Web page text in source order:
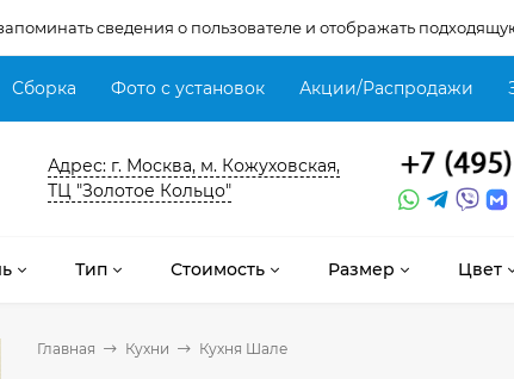
сведения о пользователе и отображать
Сборка Фото с установок Акции/Распродажи
Адрес: г. Москва, м. Кожуховская,
ТЦ "Золотое Кольцо"
Тип Стоимость Размер Цвет
Главная Кухни Кухня Шале